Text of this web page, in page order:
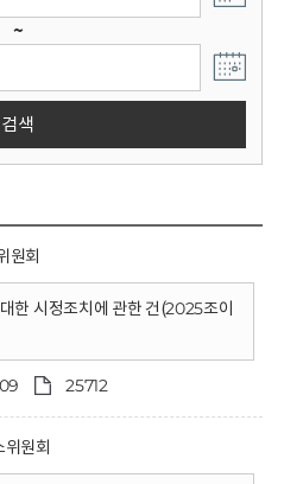
~
검색
원회
한 시정조치에 관한 건(2025조이
25712
위원회